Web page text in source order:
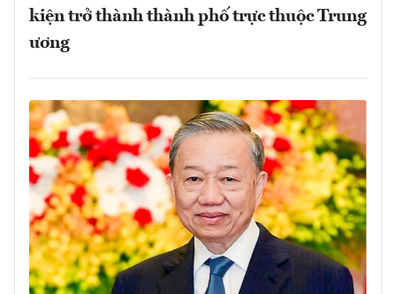
kiện trở thành thành phố trực thuộc Trung
ương